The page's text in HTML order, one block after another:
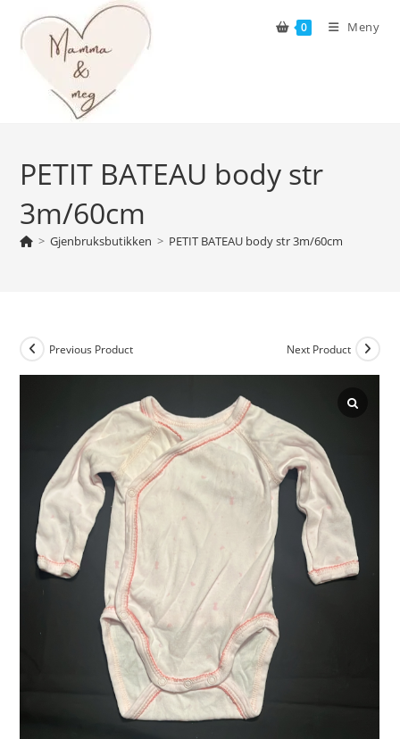
content
0 Meny
PETIT BATEAU body str
3m/60cm
> Gjenbruksbutikken > PETIT BATEAU body str 3m/60cm
Previous Product Next Product